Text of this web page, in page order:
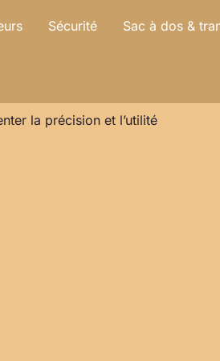
Sécurité Sac à dos &
la précision et l’utilité